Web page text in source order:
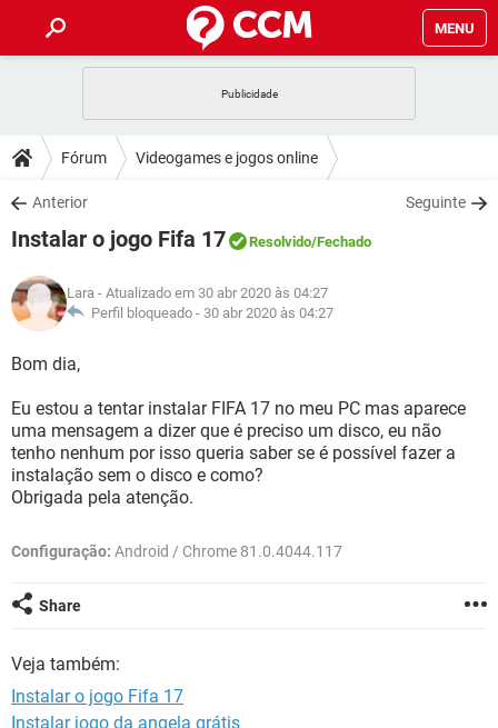
MENU
CELULAR FACEBOOK
OUTLOOK
INSTAGRAM GMAIL
GUIA DE COMPRAS
DICAS
JOGOS WHATSAPP
INSTAGRAM GMAIL
GUIA DE COMPRAS
DOWNLOADS
JOGOS WHATSAPP
CELULAR
OUTLOOK EXCEL
INSTAGRAM
JOGOS WHATSAPP
CELULAR
OUTLOOK
INSTAGRAM GMAIL
GUIA DE COMPRAS
GLOSSÁRIO
JOGOS
OUTLOOK EXCEL
INSTAGRAM
GUIA DE COMPRAS
Fórum Videogames e jogos online
Anterior Seguinte
Instalar o jogo Fifa 17 Resolvido/Fechado
Lara - Atualizado em 30 abr 2020 às 04:27
Perfil bloqueado - 30 abr 2020 às 04:27
Bom dia,
Eu estou a tentar instalar FIFA 17 no meu PC mas aparece
uma mensagem a dizer que é preciso um disco, eu não
tenho nenhum por isso queria saber se é possível fazer a
instalação sem o disco e como?
Obrigada pela atenção.
Configuração: Android / Chrome 81.0.4044.117
Share
Veja também:
Instalar o jogo Fifa 17
Instalar jogo da angela grátis